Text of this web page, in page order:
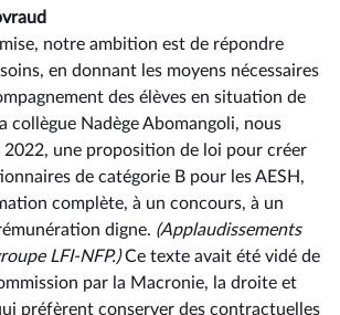
notre ambition est de répondre
en donnant les moyens nécessaires
des élèves en situation de
collègue Nadège Abomangoli, nous
2022, une proposition de loi pour créer
de catégorie B pour les AESH,
complète, à un concours, à un
digne. (Applaudissements
LFI-NFP.)Ce texte avait été vidé de
par la Macronie, la droite et
préfèrent conserver des contractuelles